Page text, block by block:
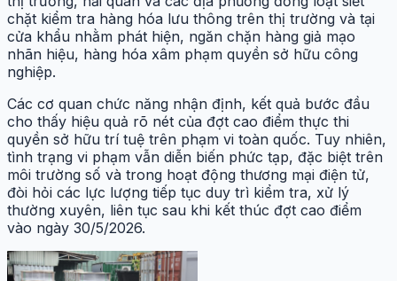
chặt kiểm tra hàng hóa lưu thông trên thị trường và tại
cửa khẩu nhằm phát hiện, ngăn chặn hàng giả mạo
nhãn hiệu, hàng hóa xâm phạm quyền sở hữu công
nghiệp.
Các cơ quan chức năng nhận định, kết quả bước đầu
cho thấy hiệu quả rõ nét của đợt cao điểm thực thi
quyền sở hữu trí tuệ trên phạm vi toàn quốc. Tuy nhiên,
tình trạng vi phạm vẫn diễn biến phức tạp, đặc biệt trên
môi trường số và trong hoạt động thương mại điện tử,
đòi hỏi các lực lượng tiếp tục duy trì kiểm tra, xử lý
thường xuyên, liên tục sau khi kết thúc đợt cao điểm
vào ngày 30/5/2026.